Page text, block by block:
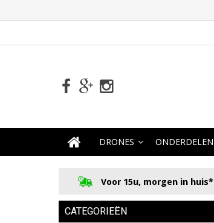
DRONES ONDERDELEN
Voor 15u, morgen in huis*
CATEGORIEËN